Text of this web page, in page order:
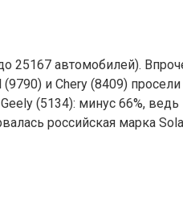
25167 автомобилей).
и Chery (8409) просели
(5134): минус 66%,
российская марка